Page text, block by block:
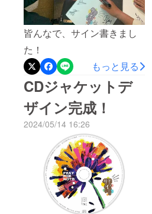
皆んなで、サイン書きまし
た！
もっと見る
CDジャケットデ
ザイン完成！
2024/05/14 16:26